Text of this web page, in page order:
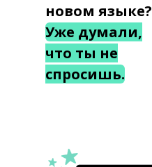
новом языке?
Уже думали,
что ты не
спросишь.